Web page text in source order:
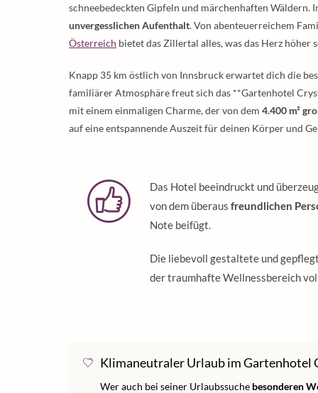
schneebedeckten Gipfeln und märchenhaften
unvergesslichen Aufenthalt. Von abenteuerreichem
Österreich bietet das Zillertal alles, was das Herz höher
Knapp 35 km östlich von Innsbruck erwartet dich die
familiärer Atmosphäre freut sich das **Gartenhotel
mit einem einmaligen Charme, der von dem 4.400 m²
auf eine entspannende Auszeit für deinen Körper und
Das Hotel beeindruckt und
von dem überaus freundlichen
Note beifügt.
Die liebevoll gestaltete und
der traumhafte Wellnessbereich
Klimaneutraler Urlaub im Gartenhotel
Wer auch bei seiner Urlaubssuche besonderen